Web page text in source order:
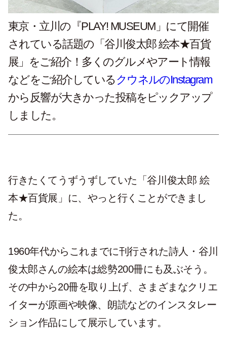
東京・立川の『PLAY! MUSEUM」にて開催
されている話題の「谷川俊太郎 絵本★百貨
展」をご紹介！多くのグルメやアート情報
などをご紹介している クウネルのInstagram
から反響が大きかった投稿をピックアップ
しました。
行きたくてうずうずしていた「谷川俊太郎 絵
本★百貨展」に、やっと行くことができまし
た。
1960年代からこれまでに刊行された詩人・谷川
俊太郎さんの絵本は総勢200冊にも及ぶそう。
その中から20冊を取り上げ、さまざまなクリエ
イターが原画や映像、朗読などのインスタレー
ション作品にして展示しています。